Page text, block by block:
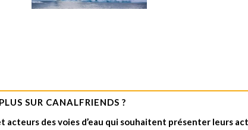
SUR CANALFRIENDS ?
des voies d’eau qui souhaitent présenter leurs